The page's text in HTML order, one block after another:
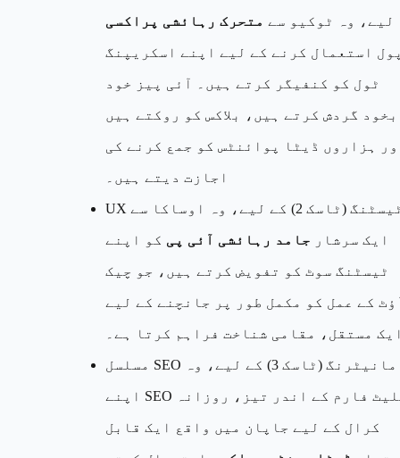
لیے، وہ ٹوکیو سے متحرک رہائشی پراکسی
استعمال کرنے کے لیے اپنے اسکریپنگ
ٹول کو کنفیگر کرتے ہیں۔ آئی پیز خود
بخود گردش کرتے ہیں، بلاکس کو روکتے ہیں
ہزاروں ڈیٹا پوائنٹس کو جمع کرنے کی
اجازت دیتے ہیں۔
UX ٹیسٹنگ (ٹاسک 2) کے لیے، وہ اوساکا سے
ایک سرشار جامد رہائشی آئی پی کو اپنے
ٹیسٹنگ سوٹ کو تفویض کرتے ہیں، جو چیک
کے عمل کو مکمل طور پر جانچنے کے لیے
مستقل، مقامی شناخت فراہم کرتا ہے۔
مسلسل SEO مانیٹرنگ (ٹاسک 3) کے لیے، وہ
اپنے SEO پلیٹ فارم کے اندر تیز، روزانہ
کرال کے لیے جاپان میں واقع ایک قابل